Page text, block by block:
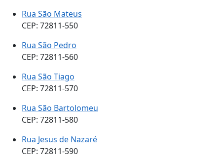
Rua São Mateus
CEP: 72811-550
Rua São Pedro
CEP: 72811-560
Rua São Tiago
CEP: 72811-570
Rua São Bartolomeu
CEP: 72811-580
Rua Jesus de Nazaré
CEP: 72811-590